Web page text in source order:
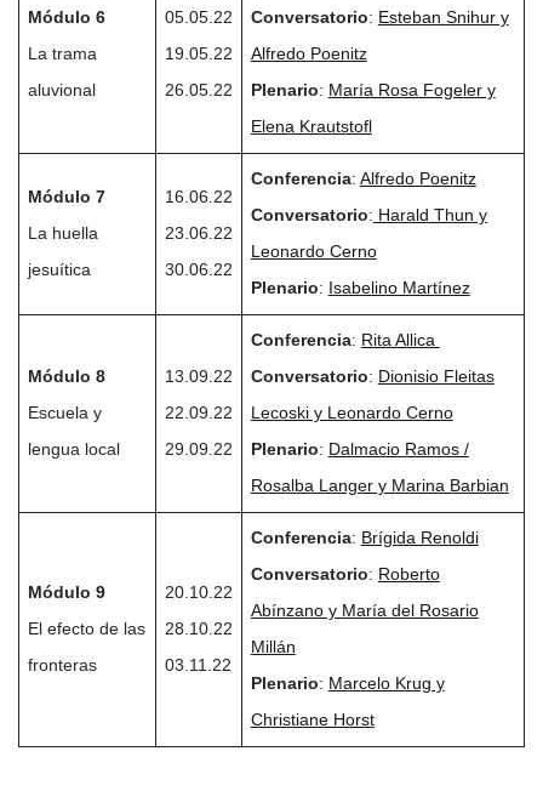
Módulo 6
La trama
aluvional
05.05.22
19.05.22
26.05.22
Conversatorio: Esteban Snihur y
Alfredo Poenitz
Plenario: María Rosa Fogeler y
Elena Krautstofl
Módulo 7
La huella
jesuítica
16.06.22
23.06.22
30.06.22
Conferencia: Alfredo Poenitz
Conversatorio: Harald Thun y
Leonardo Cerno
Plenario: Isabelino Martínez
Módulo 8
Escuela y
lengua local
13.09.22
22.09.22
29.09.22
Conferencia: Rita Allica
Conversatorio: Dionisio Fleitas
Lecoski y Leonardo Cerno
Plenario: Dalmacio Ramos /
Rosalba Langer y Marina Barbian
Módulo 9
El efecto de las
fronteras
20.10.22
28.10.22
03.11.22
Conferencia: Brígida Renoldi
Conversatorio: Roberto
Abínzano y María del Rosario
Millán
Plenario: Marcelo Krug y
Christiane Horst